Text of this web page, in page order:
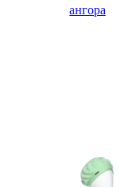
ангора